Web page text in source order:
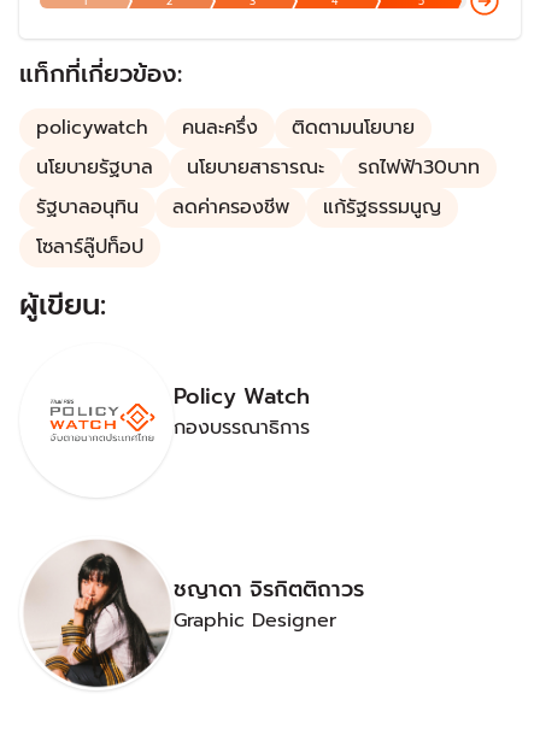
เพื่อให้มีวุฒิสมาชิกที่มีความรู้ความสามารถอย่างแท้จริง แต่ก็
ถูกวิพากษ์วิจารณ์ค่อนข้างมากในเรื่องของกฏกติกาในการ
เลือกตั้ง เพราะเป็นการเลือกโดยผู้สมัคร
แท็กที่เกี่ยวข้อง:
policywatch คนละครึ่ง
ติดตามนโยบาย
นโยบายรัฐบาล
นโยบายสาธารณะ
รถไฟฟ้า30บาท
รัฐบาลอนุทิน
ลดค่าครองชีพ
แก้รัฐธรรมนูญ
โซลาร์ลู๊ปท็อป
ผู้เขียน:
Policy Watch
กองบรรณาธิการ
ชญาดา จิรกิตติถาวร
Graphic Designer